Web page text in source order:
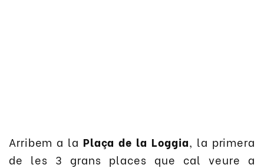
Arribem a la Plaça de la Loggia, la primera
de les 3 grans places que cal veure a